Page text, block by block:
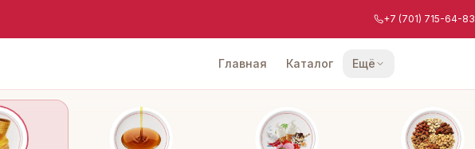
+7 (701) 715-64-83
Главная Каталог Ещё